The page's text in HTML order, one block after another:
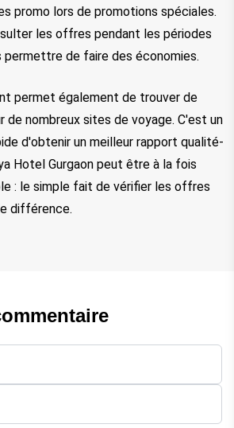
promo lors de promotions spéciales.
les offres pendant les périodes
de faire des économies.
permet également de trouver de
de nombreux sites de voyage. C'est un
d'obtenir un meilleur rapport qualité-
Hotel Gurgaon peut être à la fois
: le simple fait de vérifier les offres
différence.